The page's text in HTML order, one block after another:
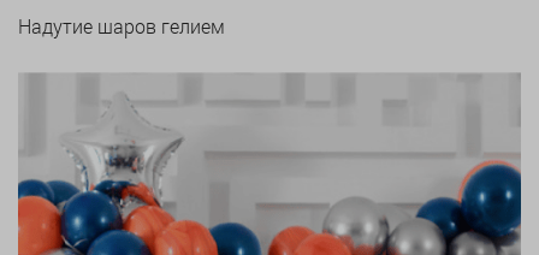
Надутие шаров гелием